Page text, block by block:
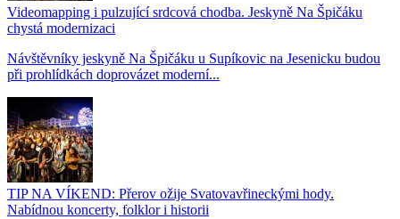
Videomapping i pulzující srdcová chodba. Jeskyně Na Špičáku
chystá modernizaci
Návštěvníky jeskyně Na Špičáku u Supíkovic na Jesenicku budou
při prohlídkách doprovázet moderní...
TIP NA VÍKEND: Přerov ožije Svatovavřineckými hody.
Nabídnou koncerty, folklor i historii